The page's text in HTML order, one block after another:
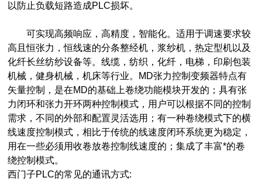
以防止负载短路造成PLC损坏。
可实现高频响应，高精度，智能化。适用于调速要求较
高且恒张力，恒线速的分条整经机，浆纱机，热定型机以及
化纤长丝纺纱设备等。线缆，纺织，化纤，电梯，印刷包装
机械，健身机械，机床等行业。MD张力控制变频器特点有
矢量控制，是在MD的基础上卷绕功能模块开发的；具有张
力闭环和张力开环两种控制模式，用户可以根据不同的控制
需求，不同的外部和配置灵活选用；有一种卷绕模式下的横
线速度控制模式，相比于传统的线速度闭环系统更为稳定，
用在一些必须用收卷放卷控制线速度的；集成了丰富*的卷
绕控制模式。
西门子PLC的常见的通讯方式: